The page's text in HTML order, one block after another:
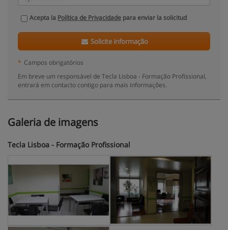
Acepta la Política de Privacidade para enviar la solicitud
Solicite informação
* Campos obrigatórios
Em breve um responsável de Tecla Lisboa - Formação Profissional,
entrará em contacto contigo para mais informações.
Galeria de imagens
Tecla Lisboa - Formação Profissional